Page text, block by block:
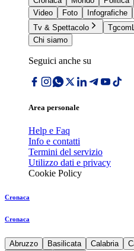
Video
Foto Infografiche
Tv & Spettacolo
Chi siamo
Seguici anche su
Area personale
Help e Faq
Info e contatti
Termini del servizio
Utilizzo dati e privacy
Cookie Policy
Cronaca
Cronaca
Abruzzo Basilicata Calabria